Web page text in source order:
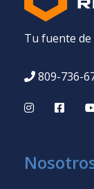
Tu fuente de
809-736-